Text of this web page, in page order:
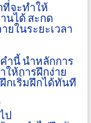
จะทำให้
นได้ สะกด
ยในระยะเวลา
ำนี้ นำหลักการ
ห้การฝึกง่าย
เริ่มฝึกได้ทันที
ป